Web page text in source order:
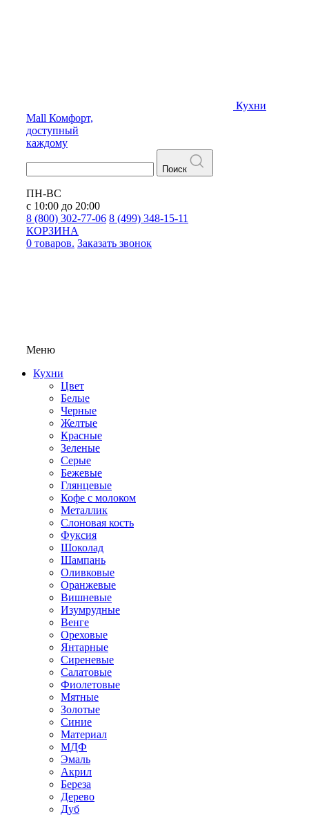
Кухни
Mall Комфорт,
доступный
каждому
Поиск
ПН-ВС
с 10:00 до 20:00
8 (800) 302-77-06 8 (499) 348-15-11
КОРЗИНА
0 товаров. Заказать звонок
Меню
Кухни
Цвет
Белые
Черные
Желтые
Красные
Зеленые
Серые
Бежевые
Глянцевые
Кофе с молоком
Металлик
Слоновая кость
Фуксия
Шоколад
Шампань
Оливковые
Оранжевые
Вишневые
Изумрудные
Венге
Ореховые
Янтарные
Сиреневые
Салатовые
Фиолетовые
Мятные
Золотые
Синие
Материал
МДФ
Эмаль
Акрил
Береза
Дерево
Дуб